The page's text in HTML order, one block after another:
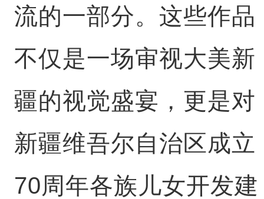
流的一部分。这些作品
不仅是一场审视大美新
疆的视觉盛宴，更是对
新疆维吾尔自治区成立
70周年各族儿女开发建